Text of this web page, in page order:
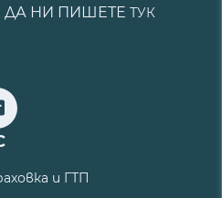
ДА НИ ПИШЕТЕ ТУК
и ГТП